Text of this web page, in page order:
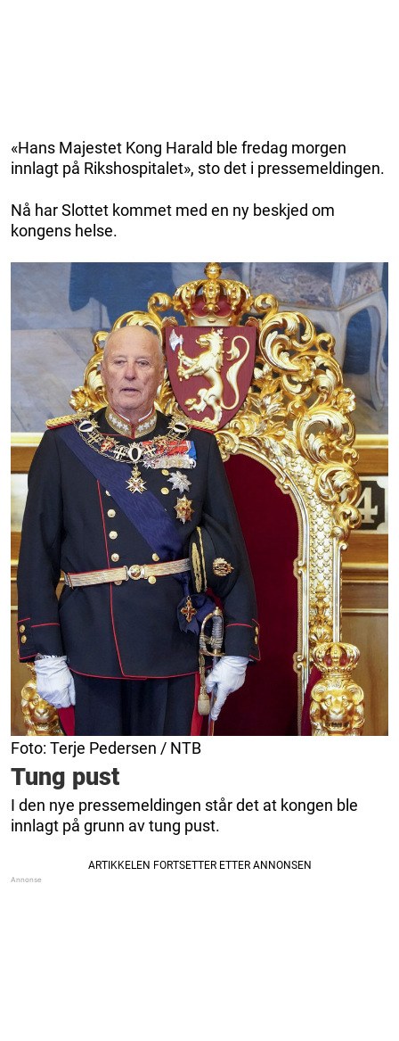
«Hans Majestet Kong Harald ble fredag morgen
innlagt på Rikshospitalet», sto det i pressemeldingen.
Nå har Slottet kommet med en ny beskjed om
kongens helse.
Foto: Terje Pedersen / NTB
Tung pust
I den nye pressemeldingen står det at kongen ble
innlagt på grunn av tung pust.